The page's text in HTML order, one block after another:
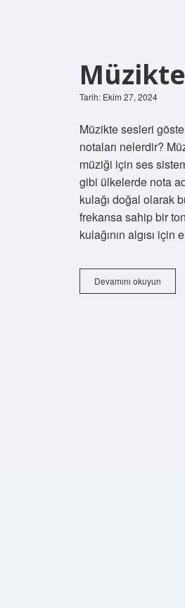
Tarih: Ekim 27, 2024
Müzikte sesleri
notaları nelerdir?
müziği için ses
gibi ülkelerde nota
kulağı doğal olarak
frekansa sahip bir
kulağının algısı için
Devamını okuyun
Sesler